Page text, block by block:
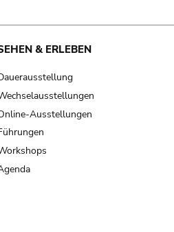
& ERLEBEN
Ausstellungen